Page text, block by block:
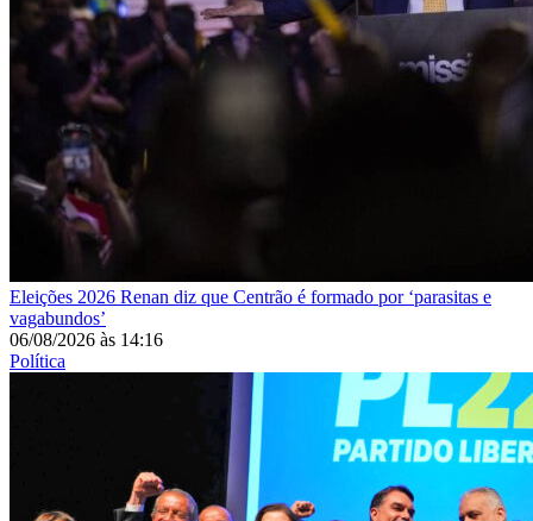
Eleições 2026 Renan diz que Centrão é formado por ‘parasitas e
vagabundos’
06/08/2026 às 14:16
Política